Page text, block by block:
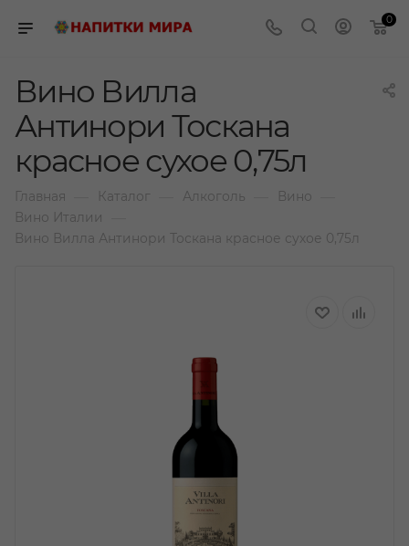
0
Вино Вилла
Антинори Тоскана
красное сухое 0,75л
Главная Каталог Алкоголь Вино
Вино Италии
Вино Вилла Антинори Тоскана красное сухое 0,75л